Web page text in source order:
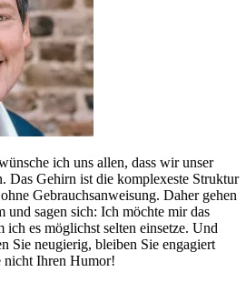
ich uns allen, dass wir unser
Das Gehirn ist die komplexeste Struktur
Gebrauchsanweisung. Daher gehen
und sagen sich: Ich möchte mir das
ich es möglichst selten einsetze. Und
Sie neugierig, bleiben Sie engagiert
nicht Ihren Humor!